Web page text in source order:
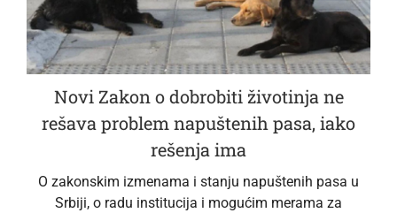
Novi Zakon o dobrobiti životinja ne
rešava problem napuštenih pasa, iako
rešenja ima
O zakonskim izmenama i stanju napuštenih pasa u
Srbiji, o radu institucija i mogućim merama za